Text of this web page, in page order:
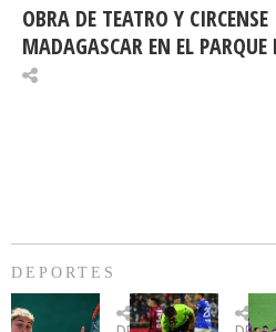
OBRA DE TEATRO Y
MADAGASCAR EN EL PARQUE
DEPORTES
Billie
U.